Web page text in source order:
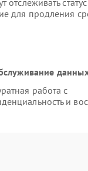
для продления
работа с
и